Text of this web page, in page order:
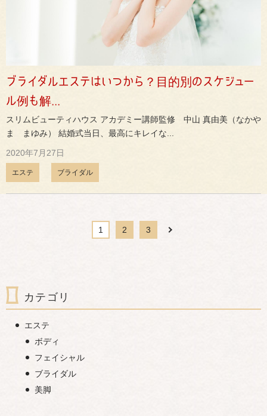
ブライダルエステはいつから？目的別のスケジュー
ル例も解...
スリムビューティハウス アカデミー講師監修 中山 真由美（なかや
ま まゆみ） 結婚式当日、最高にキレイな...
2020年7月27日
エステ ブライダル
1 2 3
カテゴリ
エステ
ボディ
フェイシャル
ブライダル
美脚